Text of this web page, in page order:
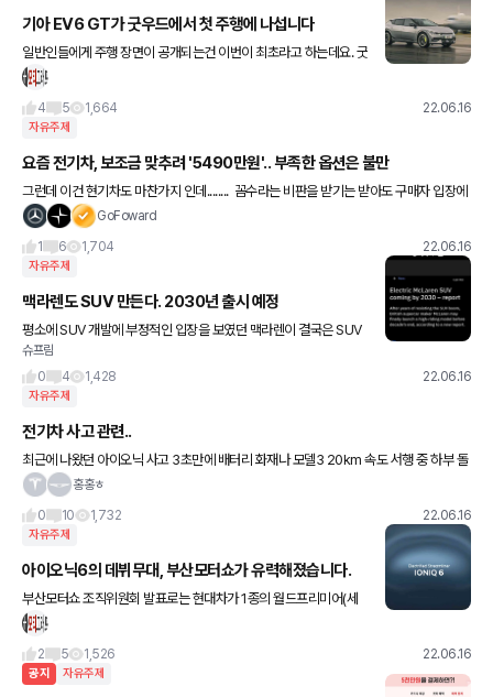
기아 EV6 GT가 굿우드에서 첫 주행에 나섭니다
일반인들에게 주행 장면이 공개되는건 이번이 최초라고 하는데요. 굿
우드 힐클라임에서 EV6가 주행하는걸 볼 수 있다니 가슴이 웅장해
4 5 1,664 22.06.16
자유주제
요즘 전기차, 보조금 맞추려 '5490만원'.. 부족한 옵션은 불만
그런데 이건 현기차도 마찬가지 인데........ ​ 꼼수라는 비판을 받기는 받아도 구매자 입장에
GoFoward
1
6 1,704 22.06.16
자유주제
맥라렌도 SUV 만든다. 2030년 출시 예정
평소에 SUV 개발에 부정적인 입장을 보였던 맥라렌이 결국은 SUV
를 개발하는 쪽으로 결정했습니다. 하지만. 당장은 아니고 8년 후인
2030년에 출시할 예정이라고 합니다. 내연기관 기반이 아닌 전
슈프림
0
4 1,428 22.06.16
자유주제
전기차 사고 관련..
최근에 나왔던 아이오닉 사고 3초만에 배터리 화재나 모델3 20km 속도 서행 중 하부 돌
빵으로 배터리 파손 수리비 1800 보험처리 불가 등을 보면서 차 대기 걸어 둔것들이 고민
홍홍ㅎ
0
10 1,732 22.06.16
자유주제
아이오닉6의 데뷔무대, 부산모터쇼가 유력해졌습니다.
부산모터쇼 조직위원회 발표로는 현대차가 1종의 월드프리미어(세
계 최초 공개 모델)를 확정지었는데요. 저희 모터그래프 취재결과로
2 5 1,526 22.06.16
공지 자유주제